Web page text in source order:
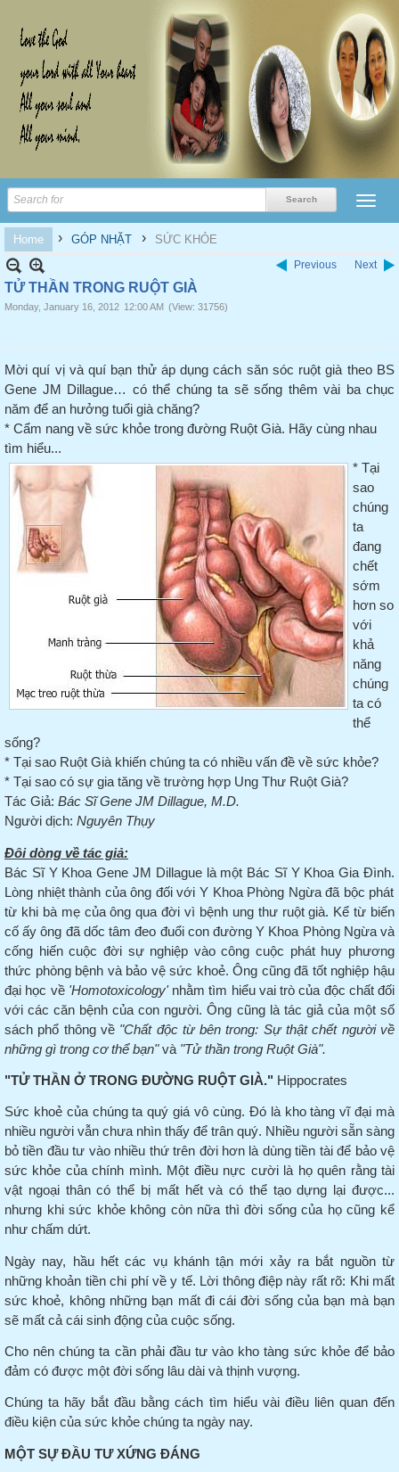
Home › GÓP NHẶT › SỨC KHỎE
Previous Next
TỬ THẦN TRONG RUỘT GIÀ
Monday, January 16, 2012 12:00 AM (View: 31756)
Mời quí vị và quí bạn thử áp dụng cách săn sóc ruột già theoBS
Gene JM Dillague… có thể chúng ta sẽ sống thêm vài ba chục
năm để an hưởng tuổi già chăng?
* Cẩm nang về sức khỏe trong đường Ruột Già. Hãy cùng nhau
tìm hiểu...
* Tại
sao
chúng
ta
đang
chết
sớm
hơn so
với
khả
năng
chúng
ta có
thể
sống?
* Tại sao Ruột Già khiến chúng ta có nhiều vấn đề về sức khỏe?
* Tại sao có sự gia tăng về trường hợp Ung Thư Ruột Già?
Tác Giả: Bác Sĩ Gene JM Dillague, M.D.
Người dịch: Nguyên Thụy
Đôi dòng về tác giả:
Bác Sĩ Y Khoa Gene JM Dillague là một Bác Sĩ Y Khoa Gia Đình.
Lòng nhiệt thành của ông đối với Y Khoa Phòng Ngừa đã bộc phát
từ khi bà mẹ của ông qua đời vì bệnh ung thưruột già. Kể từ biến
cố ấy ông đã dốc tâm đeo đuổi con đường Y Khoa Phòng Ngừa và
cống hiến cuộc đời sự nghiệp vào công cuộc phát huy phương
thức phòng bệnh và bảo vệ sức khoẻ. Ông cũng đã tốt nghiệp hậu
đại học về 'Homotoxicology'nhằm tìm hiểu vai trò của độc chất đối
với các căn bệnh của con người. Ông cũng là tác giả của một số
sách phổ thông về "Chất độc từ bên trong: Sự thật chết người về
những gì trong cơ thể bạn"và "Tử thần trong Ruột Già".
"TỬ THẦN Ở TRONG ĐƯỜNG RUỘT GIÀ." Hippocrates
Sức khoẻ của chúng ta quý giá vô cùng. Đó là kho tàngvĩđại mà
nhiều người vẫn chưa nhìn thấy để trân quý. Nhiều người sẵn sàng
bỏ tiền đầu tư vào nhiều thứ trên đời hơn là dùng tiền tài để bảo vệ
sức khỏe của chính mình. Một điều nực cười là họ quên rằng tài
vật ngoại thân có thể bị mất hết và có thể tạo dựng lại được...
nhưng khi sức khỏe không còn nữa thì đời sống của họ cũng kể
như chấm dứt.
Ngày nay, hầu hết các vụ khánh tận mới xảy ra bắt nguồn từ
những khoản tiền chi phí về y tế. Lời thông điệp này rất rõ: Khi mất
sức khoẻ, không những bạn mất đi cái đời sống của bạn mà bạn
sẽ mất cả cái sinh động của cuộc sống.
Cho nên chúng ta cần phải đầu tư vào kho tàng sức khỏe để bảo
đảm có được một đời sống lâu dài và thịnh vượng.
Chúng ta hãy bắt đầu bằng cách tìm hiểu vài điều liên quan đến
điều kiện của sức khỏe chúng ta ngày nay.
MỘT SỰ ĐẦU TƯ XỨNG ĐÁNG